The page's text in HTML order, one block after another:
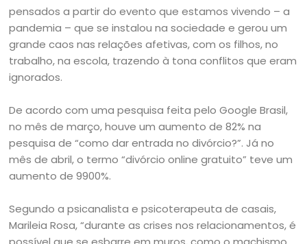
pensados a partir do evento que estamos vivendo – a
pandemia – que se instalou na sociedade e gerou um
grande caos nas relações afetivas, com os filhos, no
trabalho, na escola, trazendo à tona conflitos que eram
ignorados.
De acordo com uma pesquisa feita pelo Google Brasil,
no mês de março, houve um aumento de 82% na
pesquisa de “como dar entrada no divórcio?”. Já no
mês de abril, o termo “divórcio online gratuito” teve um
aumento de 9900%.
Segundo a psicanalista e psicoterapeuta de casais,
Marileia Rosa, “durante as crises nos relacionamentos, é